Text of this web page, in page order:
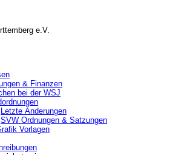
e.V.
& Finanzen
bei der WSJ
Letzte Änderungen
SVW Ordnungen & Satzungen
Vorlagen